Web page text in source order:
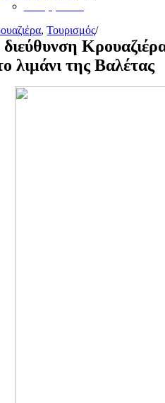
,Τουρισμός/
λιμάνι της Βαλέτας